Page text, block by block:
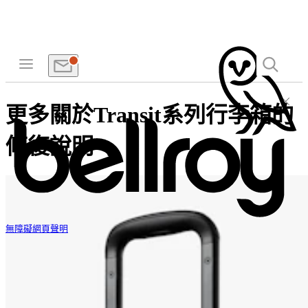
無障礙網頁聲明
更多關於Transit系列行李箱的
修復說明